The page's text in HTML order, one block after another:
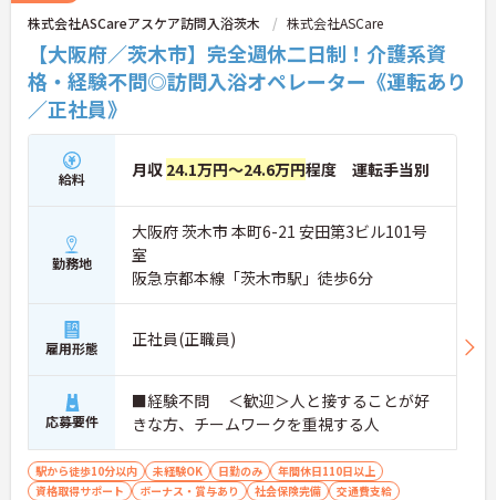
株式会社ASCareアスケア訪問入浴茨木 株式会社ASCare
【大阪府／茨木市】完全週休二日制！介護系資
格・経験不問◎訪問入浴オペレーター《運転あり
／正社員》
給料 月収 24.1万円～24.6万円程度 運転手当別
勤務地
大阪府 茨木市 本町6-21 安田第3ビル101号
室
阪急京都本線「茨木市駅」徒歩6分
雇用形態 正社員(正職員)
応募要件
■経験不問 ＜歓迎＞人と接することが好
きな方、チームワークを重視する人
駅から徒歩10分以内 未経験OK 日勤のみ
年間休日110日以上
資格取得サポート
ボーナス・賞与あり 社会保険完備
交通費支給